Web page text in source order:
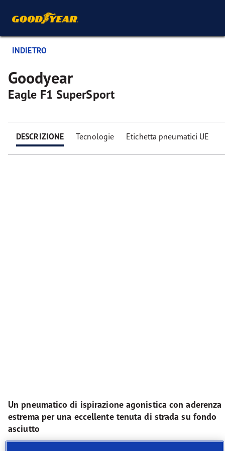
INDIETRO
Goodyear
Eagle F1 SuperSport
DESCRIZIONE Tecnologie Etichetta pneumatici UE
Un pneumatico di ispirazione agonistica con aderenza
estrema per una eccellente tenuta di strada su fondo
asciutto